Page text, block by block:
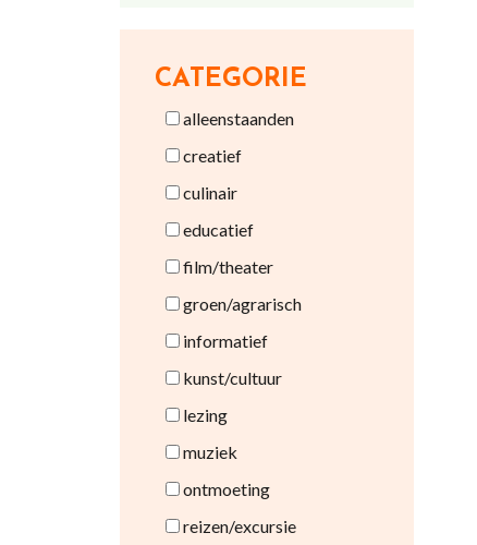
CATEGORIE
alleenstaanden
creatief
culinair
educatief
film/theater
groen/agrarisch
informatief
kunst/cultuur
lezing
muziek
ontmoeting
reizen/excursie